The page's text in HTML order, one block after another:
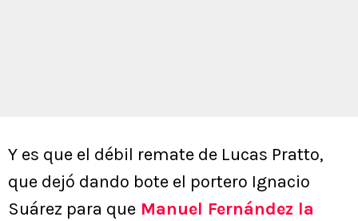
Y es que el débil remate de Lucas Pratto,
que dejó dando bote el portero Ignacio
Suárez para que Manuel Fernández la